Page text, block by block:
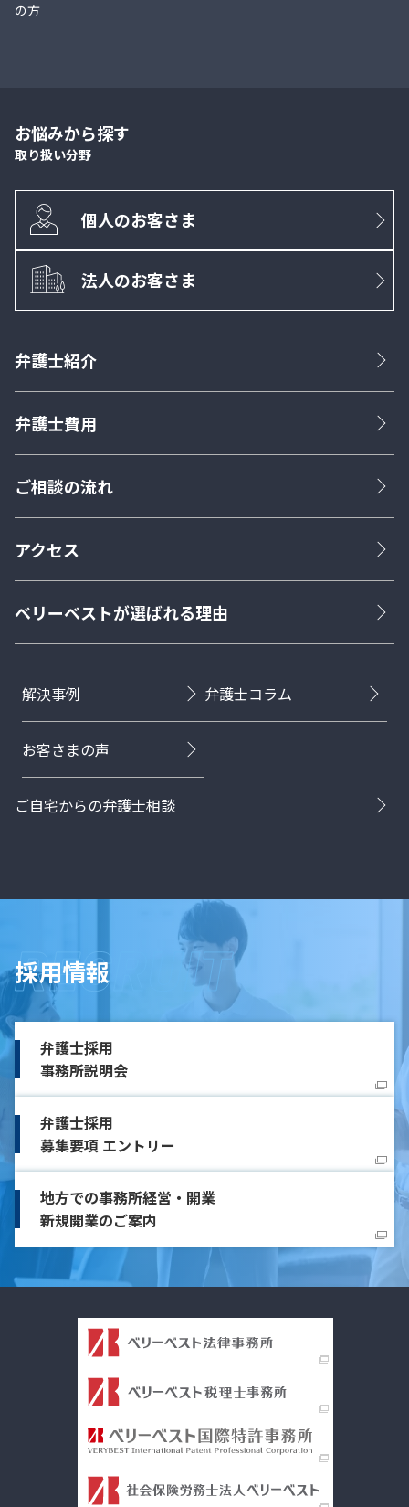
の方
お悩みから探す
取り扱い分野
個人のお客さま
法人のお客さま
弁護士紹介
弁護士費用
ご相談の流れ
アクセス
ベリーベストが選ばれる理由
解決事例 弁護士コラム
お客さまの声
ご自宅からの弁護士相談
採用情報
弁護士採用
事務所説明会
弁護士採用
募集要項 エントリー
地方での事務所経営・開業
新規開業のご案内